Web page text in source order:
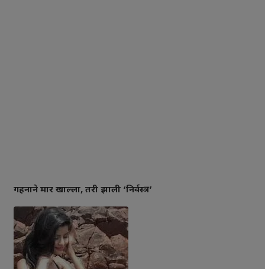
गहनाने मार खाल्ला, तरी झाली ‘निर्वस्त्र’